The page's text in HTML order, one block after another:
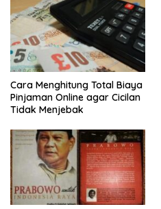
Cara Menghitung Total Biaya
Pinjaman Online agar Cicilan
Tidak Menjebak